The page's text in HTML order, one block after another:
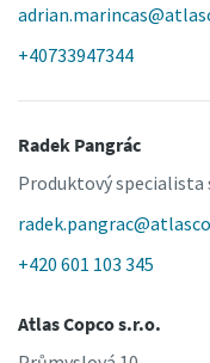
+40733947344
Radek Pangrác
Produktový specialista
+420 601 103 345
Atlas Copco s.r.o.